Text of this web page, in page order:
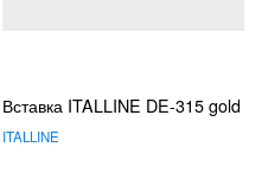
Вставка ITALLINE DE-315 gold
ITALLINE